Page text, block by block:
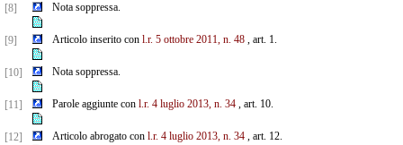
[8]
Nota soppressa.
[9] Articolo inserito con l.r. 5 ottobre 2011, n. 48, art. 1.
[10] Nota soppressa.
[11] Parole aggiunte con l.r. 4 luglio 2013, n. 34, art. 10.
[12] Articolo abrogato con l.r. 4 luglio 2013, n. 34, art. 12.